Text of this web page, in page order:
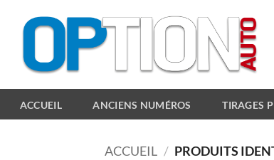
ACCUEIL ANCIENS NUMÉROS TIRAGES
ACCUEIL / PRODUITS